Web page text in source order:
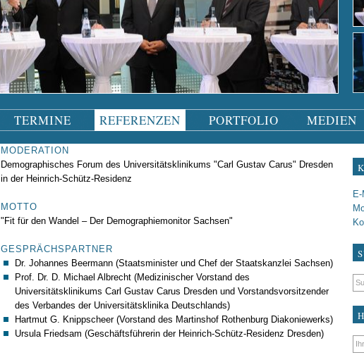
TERMINE REFERENZEN PORTFOLIO MEDIEN
MODERATION
Demographisches Forum des Universitätsklinikums "Carl Gustav Carus" Dresden
in der Heinrich-Schütz-Residenz
MOTTO
"Fit für den Wandel – Der Demographiemonitor Sachsen"
GESPRÄCHSPARTNER
Dr. Johannes Beermann (Staatsminister und Chef der Staatskanzlei Sachsen)
Prof. Dr. D. Michael Albrecht (Medizinischer Vorstand des
Universitätsklinikums Carl Gustav Carus Dresden und Vorstandsvorsitzender
des Verbandes der Universitätsklinika Deutschlands)
Hartmut G. Knippscheer (Vorstand des Martinshof Rothenburg Diakoniewerks)
Ursula Friedsam (Geschäftsführerin der Heinrich-Schütz-Residenz Dresden)